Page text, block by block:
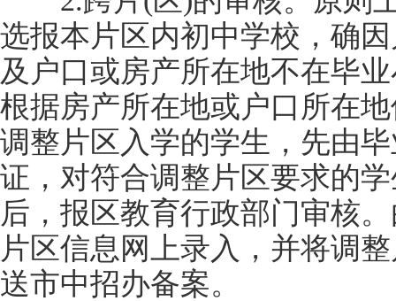
选报本片区内初中学校，确
及户口或房产所在地不在毕
根据房产所在地或户口所在
调整片区入学的学生，先由
证，对符合调整片区要求的
后，报区教育行政部门审核
片区信息网上录入，并将调
送市中招办备案。